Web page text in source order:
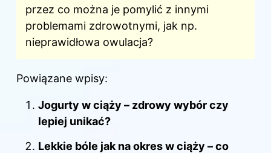
przez co można je pomylić z innymi
problemami zdrowotnymi, jak np.
nieprawidłowa owulacja?
Powiązane wpisy:
Jogurty w ciąży – zdrowy wybór czy
lepiej unikać?
Lekkie bóle jak na okres w ciąży – co